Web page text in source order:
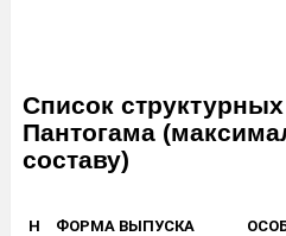
Список
Пантогама
составу)
Н
ФОРМА ВЫПУСКА